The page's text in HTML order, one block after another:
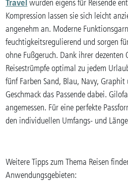
wurden eigens für Reisende
Kompression lassen sie sich leicht
angenehm an. Moderne
feuchtigkeitsregulierend und sorgen
ohne Fußgeruch. Dank ihrer dezenten
Reisestrümpfe optimal zu jedem
fünf Farben Sand, Blau, Navy,
Geschmack das Passende dabei.
angemessen. Für eine perfekte
den individuellen Umfangs- und
Weitere Tipps zum Thema Reisen
Anwendungsgebieten: